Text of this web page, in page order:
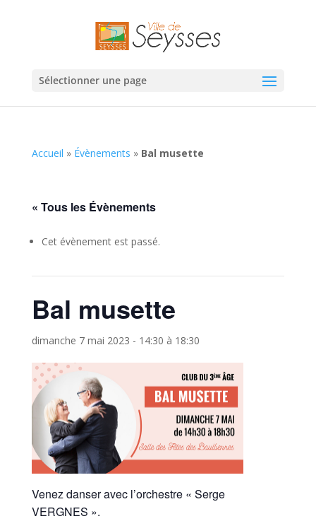
Sélectionner une page
Accueil » Évènements » Bal musette
« Tous les Évènements
Cet évènement est passé.
Bal musette
dimanche 7 mai 2023 - 14:30 à 18:30
Venez danser avec l’orchestre « Serge
VERGNES ».